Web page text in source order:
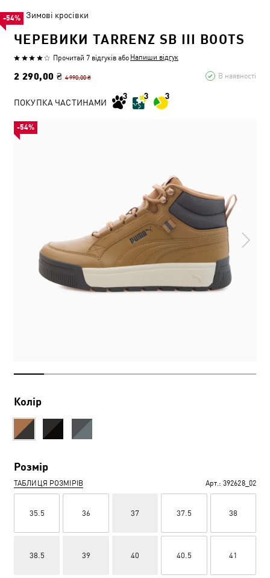
Зимові кросівки
ЧЕРЕВИКИ TARRENZ SB III BOOTS
Прочитай 7 відгуків або Напиши відгук
2 290,00 ₴ 4 990,00 ₴ В наявності
-54%
ПОКУПКА ЧАСТИНАМИ
Колір
Розмір
ТАБЛИЦЯ РОЗМІРІВ Арт.: 392628_02
35.5 36 37 37.5 38
38.5 39 40 40.5 41
-54%